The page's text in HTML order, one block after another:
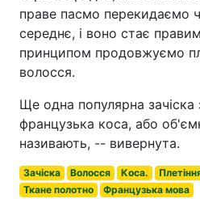
праве пасмо перекидаємо
середнє, і воно стає
принципом продовжуємо
волосся.
Ще одна популярна зачіска
французька коса, або
називають, -- вивернута.
Зачіска Волосся Коса.
Ткане полотно
Французька мова